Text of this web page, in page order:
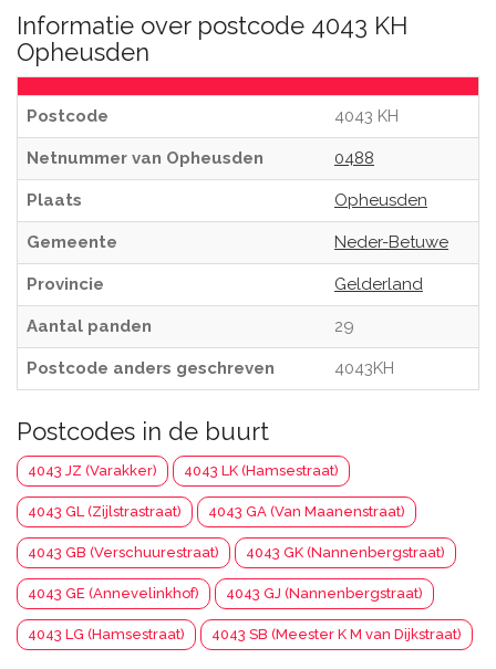
Informatie over postcode 4043 KH
Opheusden
Postcode 4043 KH
Netnummer van Opheusden 0488
Plaats Opheusden
Gemeente Neder-Betuwe
Provincie Gelderland
Aantal panden 29
Postcode anders geschreven 4043KH
Postcodes in de buurt
4043 JZ (Varakker) 4043 LK (Hamsestraat)
4043 GL (Zijlstrastraat) 4043 GA (Van Maanenstraat)
4043 GB (Verschuurestraat) 4043 GK (Nannenbergstraat)
4043 GE (Annevelinkhof) 4043 GJ (Nannenbergstraat)
4043 LG (Hamsestraat) 4043 SB (Meester K M van Dijkstraat)